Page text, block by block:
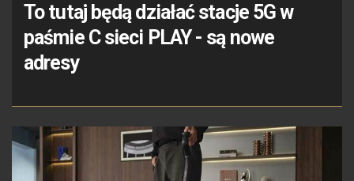
To tutaj będą działać stacje 5G w
paśmie C sieci PLAY - są nowe
adresy